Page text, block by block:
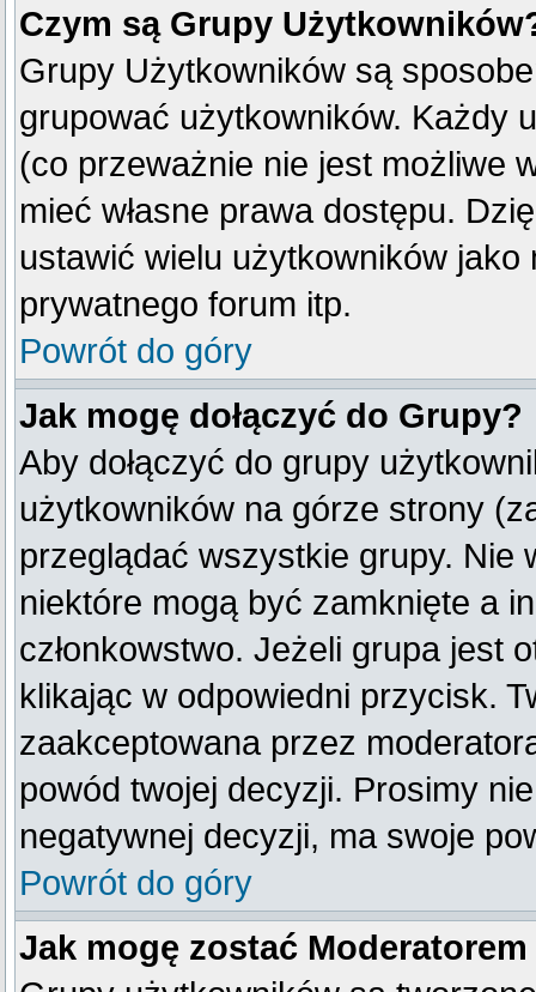
Czym są Grupy
Grupy Użytkowników są
grupować użytkowników. Każdy
(co przeważnie nie jest możliwe
mieć własne prawa dostępu.
ustawić wielu użytkowników
prywatnego forum itp.
Powrót do góry
Jak mogę dołączyć do Grupy?
Aby dołączyć do grupy
użytkowników na górze strony
przeglądać wszystkie grupy. Nie
niektóre mogą być zamknięte a
członkowstwo. Jeżeli grupa jest
klikając w odpowiedni przycisk.
zaakceptowana przez
powód twojej decyzji. Prosimy
negatywnej decyzji, ma swoje
Powrót do góry
Jak mogę zostać